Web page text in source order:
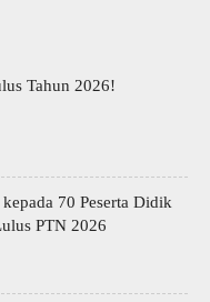
Tahun 2026!
kepada 70 Peserta Didik
PTN 2026